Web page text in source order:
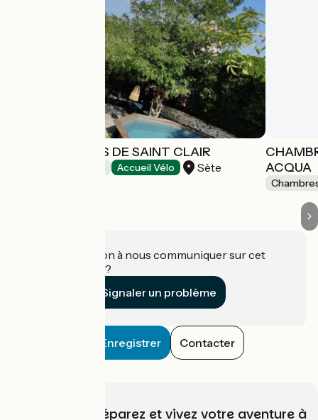
LES TERRASSES DE SAINT CLAIR
Accueil Vélo Sète
ACQUA
Une information à nous communiquer sur cet
établissement ?
Signaler un problème
Enregistrer Contacter
Choisissez, préparez et vivez votre aventure à